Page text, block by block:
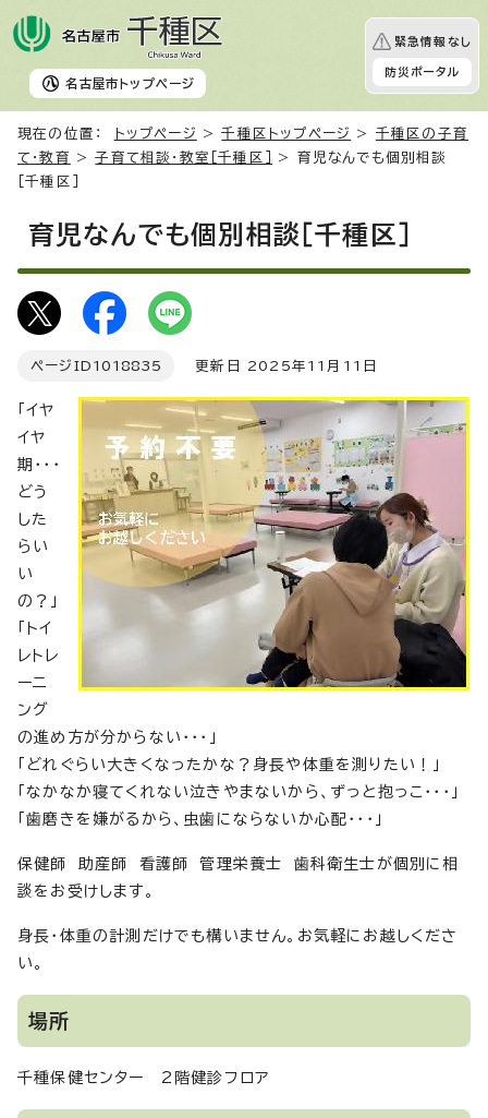
名古屋市 トップページ
緊急情報なし
防災ポータル
現在の位置： トップページ >千種区トップページ > 千種区の子育
て・教育
>子育て相談・教室［千種区］
> 育児なんでも個別相談
［千種区］
育児なんでも個別相談［千種区］
ページID 1018835 更新日 2025年11月11日
「イヤ
イヤ
期・・・
どう
した
らい
い
の？」
「トイ
レトレ
ーニ
ング
の進め方が分からない・・・」
「どれぐらい大きくなったかな？身長や体重を測りたい！」
「なかなか寝てくれない泣きやまないから、ずっと抱っこ・・・」
「歯磨きを嫌がるから、虫歯にならないか心配・・・」
保健師 助産師 看護師 管理栄養士 歯科衛生士が個別に相
談をお受けします。
身長・体重の計測だけでも構いません。お気軽にお越しくださ
い。
場所
千種保健センター 2階健診フロア